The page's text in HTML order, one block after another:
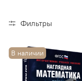
Фильтры
В наличии